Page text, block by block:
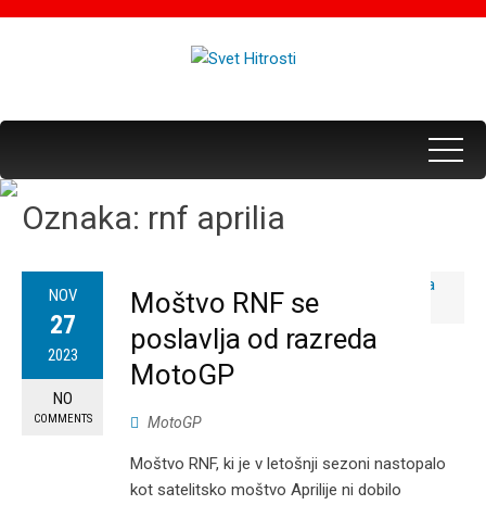
Oznaka: rnf aprilia
NOV
27
2023
NO
COMMENTS
Moštvo RNF se
poslavlja od razreda
MotoGP
MotoGP
Moštvo RNF, ki je v letošnji sezoni nastopalo
kot satelitsko moštvo Aprilije ni dobilo